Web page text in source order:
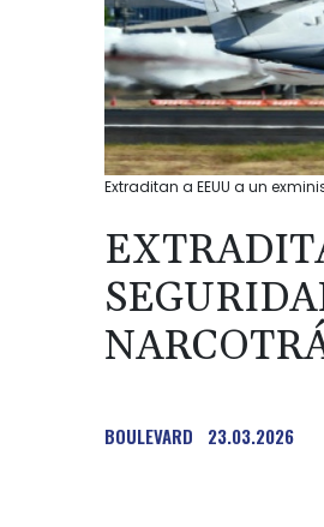
Extraditan a EEUU a un
BOULEVARD 23.03.2026